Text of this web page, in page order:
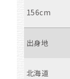
156cm
出身地
北海道